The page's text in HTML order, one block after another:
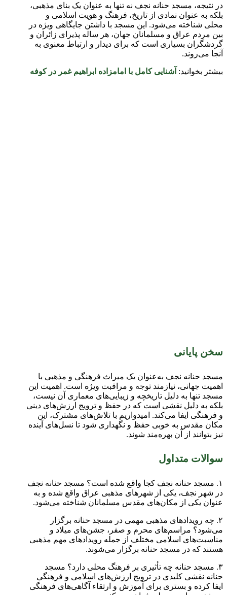
در نتیجه، مسجد حنانه نجف نه تنها به عنوان یک بنای مذهبی،
بلکه به عنوان نمادی از تاریخ، فرهنگ و هویت اسلامی و
محلی شناخته می‌شود. این مسجد با داشتن جایگاهی ویژه در
بین مردم عراق و مسلمانان جهان، هر ساله پذیرای زائران و
گردشگران بسیاری است که برای دیدار و ارتباط معنوی به
آنجا می‌روند.
بیشتر بخوانید: آشنایی کامل با امامزاده ابراهیم غمر در کوفه
سخن پایانی
مسجد حنانه نجف به‌عنوان یک میراث فرهنگی و مذهبی با
اهمیت جهانی، نیازمند توجه و مراقبت ویژه است. اهمیت این
مسجد تنها به دلیل تاریخچه و زیبایی‌های معماری آن نیست،
بلکه به دلیل نقشی است که در حفظ و ترویج ارزش‌های دینی
و فرهنگی ایفا می‌کند. امیدواریم با تلاش‌های مشترک، این
مکان مقدس به خوبی حفظ و نگهداری شود تا نسل‌های آینده
نیز بتوانند از آن بهره‌مند شوند.
سوالات متداول
۱. مسجد حنانه نجف کجا واقع شده است؟ مسجد حنانه نجف
در شهر نجف، یکی از شهرهای مذهبی عراق واقع شده و به
عنوان یکی از مکان‌های مقدس مسلمانان شناخته می‌شود.
۲. چه رویدادهای مذهبی مهمی در مسجد حنانه برگزار
می‌شود؟ مراسم‌های محرم و صفر، جشن‌های میلاد و
مناسبت‌های اسلامی مختلف از جمله رویدادهای مهم مذهبی
هستند که در مسجد حنانه برگزار می‌شوند.
۳. مسجد حنانه چه تأثیری بر فرهنگ محلی دارد؟ مسجد
حنانه نقشی کلیدی در ترویج ارزش‌های اسلامی و فرهنگی
ایفا کرده و بستری برای آموزش و ارتقاء آگاهی‌های فرهنگی